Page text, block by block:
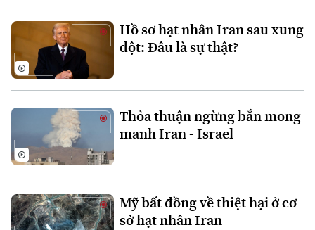
Chuyên mục
Hồ sơ hạt nhân Iran sau xung
đột: Đâu là sự thật?
Thỏa thuận ngừng bắn mong
manh Iran - Israel
Mỹ bất đồng về thiệt hại ở cơ
sở hạt nhân Iran